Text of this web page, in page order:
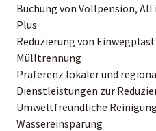
Buchung von Vollpension,
Plus
Reduzierung von
Mülltrennung
Präferenz lokaler und
Dienstleistungen zur
Umweltfreundliche Reinigung
Wassereinsparung